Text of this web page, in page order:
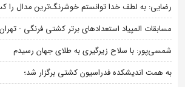
رضایی: به لطف خدا توانستم خوشرنگ‌ترین مدال را
مسابقات المپیاد استعدادهای برتر کشتی فرنگی - تهران
شمسی‌پور: با سلاح زیرگیری به طلای جهان رسیدم
به همت اندیشکده فدراسیون کشتی برگزار شد؛